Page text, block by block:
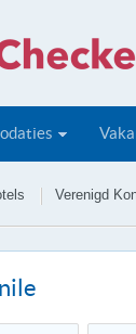
Verenigd